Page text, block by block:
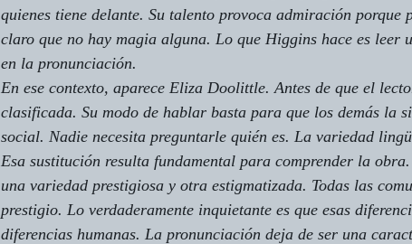
quienes tiene delante. Su talento provoca admiración porque
claro que no hay magia alguna. Lo que Higgins hace es leer
en la pronunciación.
En ese contexto, aparece Eliza Doolittle. Antes de que el
clasificada. Su modo de hablar basta para que los demás la
social. Nadie necesita preguntarle quién es. La variedad
Esa sustitución resulta fundamental para comprender la
una variedad prestigiosa y otra estigmatizada. Todas las
prestigio. Lo verdaderamente inquietante es que esas
diferencias humanas. La pronunciación deja de ser una